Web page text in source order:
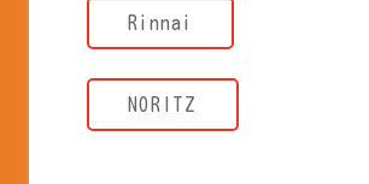
Rinnai
NORITZ